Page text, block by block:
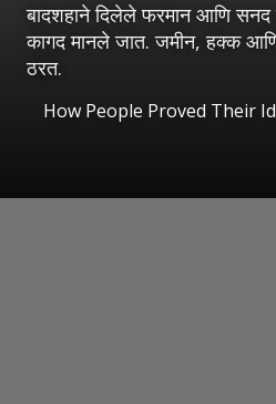
बादशहाने दिलेले फरमान आणि सनद हे
कागद मानले जात. जमीन, हक्क
ठरत.
How People Proved Their